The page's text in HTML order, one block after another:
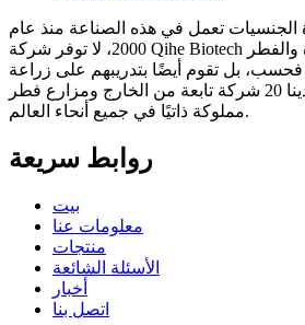
الجنسيات تعمل في هذه الصناعة منذ عام
2000، لا توفر شركة Qihe Biotech ركائز الفطر عالية الجودة والفطر
فحسب، بل تقوم أيضًا بتدريبهم على زراعة
فطر أفضل. حاليًا لدينا 20 شركة تابعة من الخارج ومزارع فطر
مملوكة ذاتيًا في جميع أنحاء العالم.
روابط سريعة
بيت
معلومات عنا
منتجات
الأسئلة الشائعة
أخبار
اتصل بنا